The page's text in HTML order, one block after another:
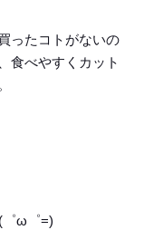
ったコトがないの
食べやすくカット
゜ω゜=)